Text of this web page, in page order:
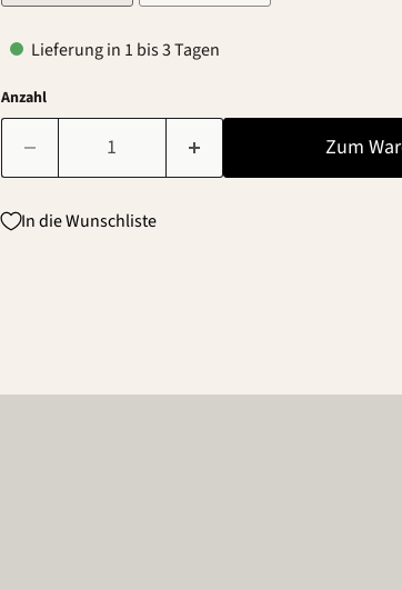
Lieferung in 1 bis 3 Tagen
Anzahl
Zum
In die Wunschliste